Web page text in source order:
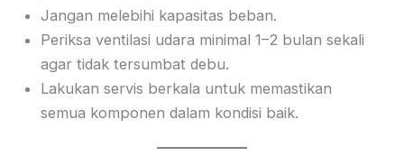
Jangan melebihi kapasitas beban.
Periksa ventilasi udara minimal 1–2 bulan sekali
agar tidak tersumbat debu.
Lakukan servis berkala untuk memastikan
semua komponen dalam kondisi baik.